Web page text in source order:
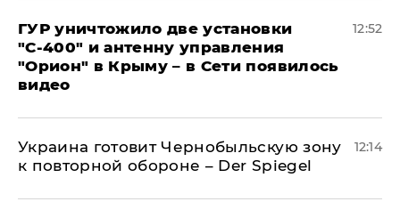
ГУР уничтожило две установки
"С‑400" и антенну управления
"Орион" в Крыму – в Сети появилось
видео
12:52
Украина готовит Чернобыльскую зону
к повторной обороне – Der Spiegel
12:14